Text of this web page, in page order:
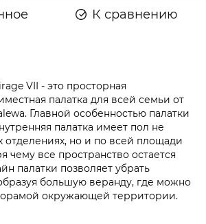
К сравнению
VII - это просторная
палатка для всей семьи от
Главной особенностью палатки
палатка имеет пол не
отделениях, но и по всей площади
чему все пространство остается
палатки позволяет убрать
большую веранду, где можно
окружающей территории.